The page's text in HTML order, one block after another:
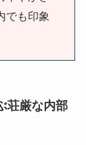
でも印象
荘厳な内部